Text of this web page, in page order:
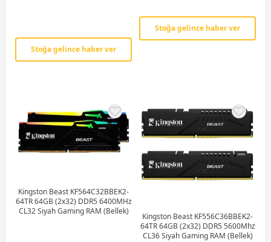
Stoğa gelince haber ver
Stoğa gelince haber ver
Kingston Beast KF564C32BBEK2-
64TR 64GB (2x32) DDR5 6400MHz
CL32 Siyah Gaming RAM (Bellek)
Kingston Beast KF556C36BBEK2-
64TR 64GB (2x32) DDR5 5600Mhz
CL36 Siyah Gaming RAM (Bellek)